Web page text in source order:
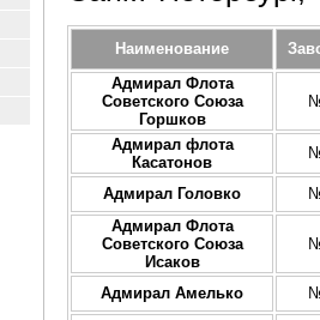
Наименование
Адмирал Флота
Советского Союза
Горшков
Адмирал флота
Касатонов
Адмирал Головко
Адмирал Флота
Советского Союза
Исаков
Адмирал Амелько